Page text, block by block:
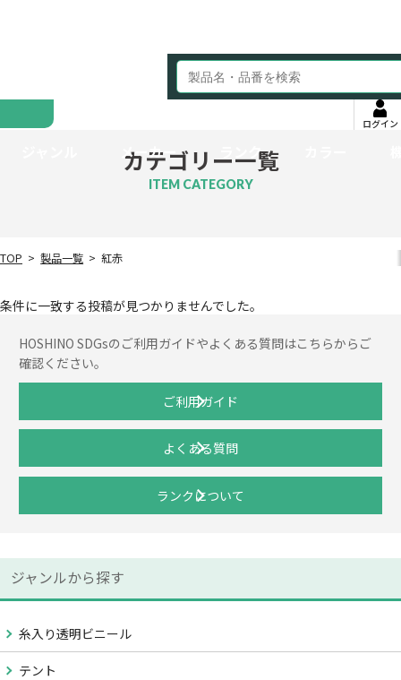
ログイン
メーカー ランク
カテゴリー一覧
ITEM CATEGORY
TOP 製品一覧 紅赤
条件に一致する投稿が見つかりませんでした。
HOSHINO SDGsのご利用ガイドやよくある質問はこちらからご
確認ください。
ご利用ガイド
よくある質問
ランクについて
ジャンルから探す
糸入り透明ビニール
テント